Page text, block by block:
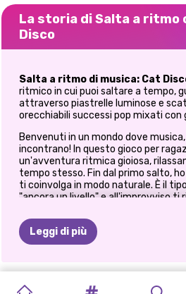
La storia di Salta a ritmo
Disco
Salta a ritmo di musica: Cat
ritmico in cui puoi saltare a tempo,
attraverso piastrelle luminose e
orecchiabili successi pop mixati con
Benvenuti in un mondo dove
incontrano! In questo gioco per
un'avventura ritmica gioiosa,
tempo stesso. Fin dal primo salto,
ti coinvolga in modo naturale. È il
"ancora un livello" e all'improvviso ti
🎧 Musica, miagolii e
Puoi giocare con un'ampia selezione
divertenti remix, ognuno dei quali
Leggi di più
MAESTRO
MONKEY FATTORIA
SIMULATORE SIMULATORE